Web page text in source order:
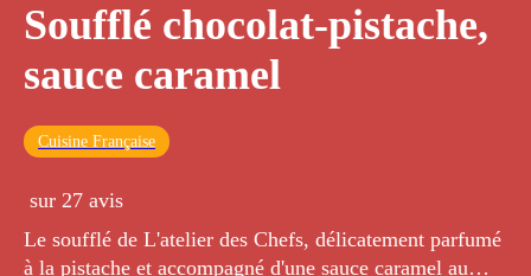
Soufflé chocolat-pistache,
sauce caramel
Cuisine Française
sur 27 avis
Le soufflé de L'atelier des Chefs, délicatement parfumé
à la pistache et accompagné d'une sauce caramel au